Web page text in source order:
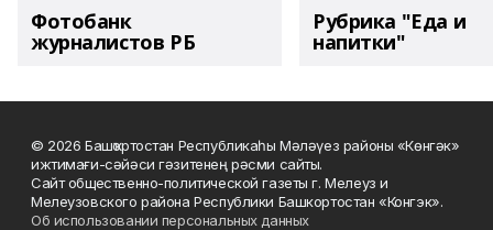
Фотобанк
журналистов РБ
Рубрика "Еда и
напитки"
© 2026 Башҡортостан Республикаһы Мәләүез районы «Көнгәк»
ижтимағи-сәйәси гәзитенең рәсми сайты.
Сайт общественно-политической газеты г. Мелеуз и
Мелеузовского района Республики Башкортостан «Конгэк».
Об использовании персональных данных